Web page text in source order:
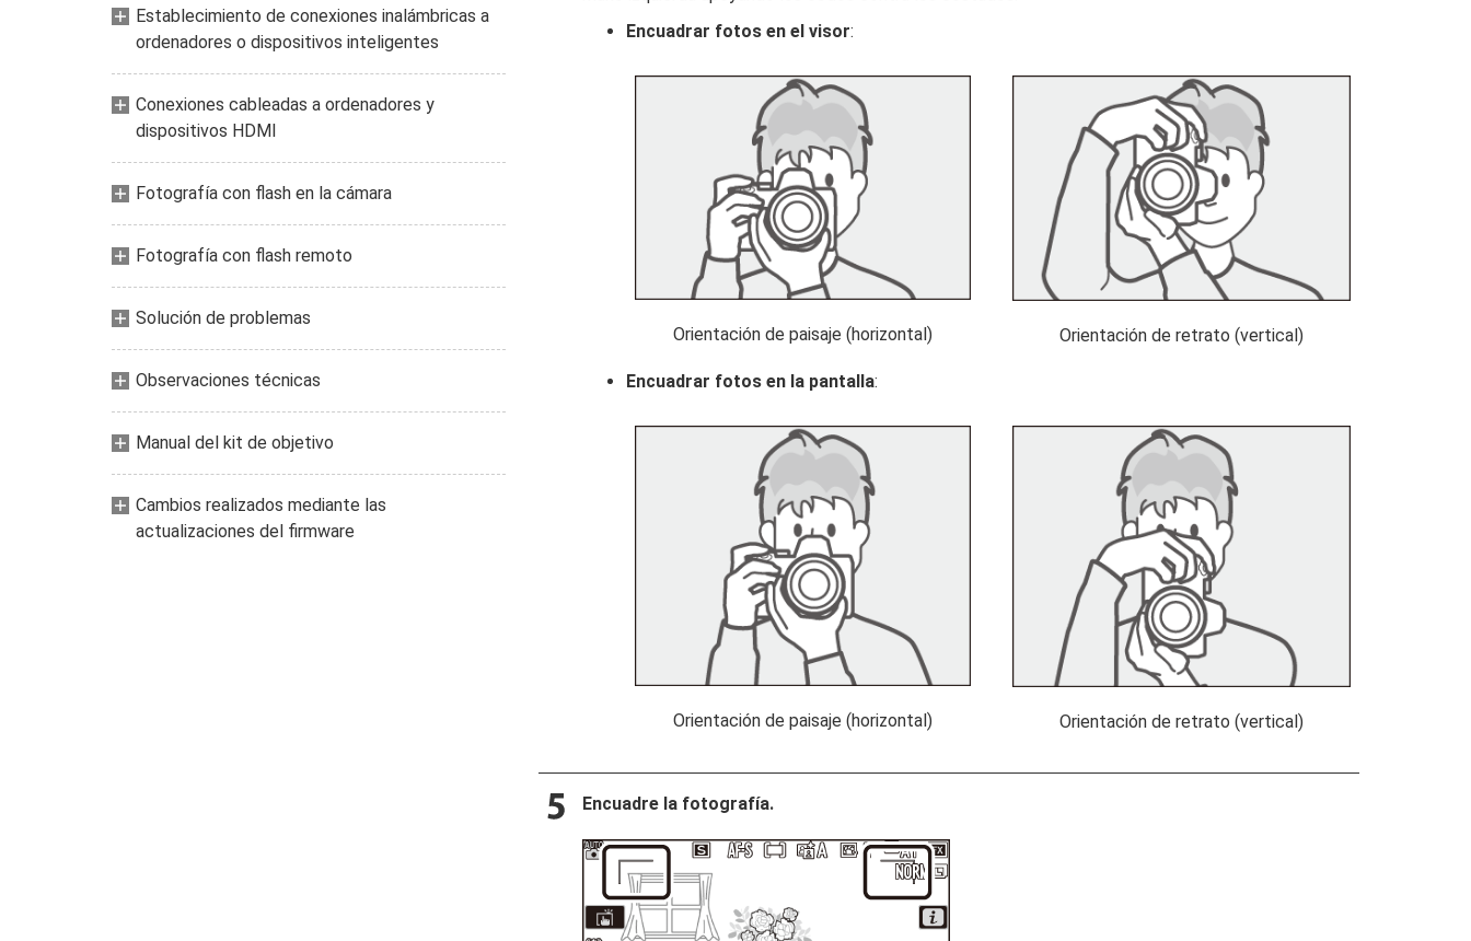
Establecimiento de conexiones inalámbricas a
ordenadores o dispositivos inteligentes
Conexiones cableadas a ordenadores y
dispositivos HDMI
Fotografía con flash en la cámara
Fotografía con flash remoto
Solución de problemas
Observaciones técnicas
Manual del kit de objetivo
Cambios realizados mediante las
actualizaciones del firmware
Encuadrar fotos en el visor:
Orientación de paisaje (horizontal) Orientación de retrato (vertical)
Encuadrar fotos en la pantalla:
Orientación de paisaje (horizontal) Orientación de retrato (vertical)
Encuadre la fotografía.